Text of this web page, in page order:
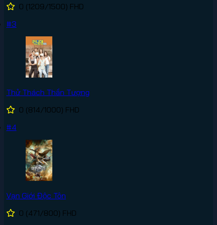
0 (1209/1500) FHD
#3
Thử Thách Thần Tượng
0 (814/1000) FHD
#4
Vạn Giới Độc Tôn
0 (471/800) FHD